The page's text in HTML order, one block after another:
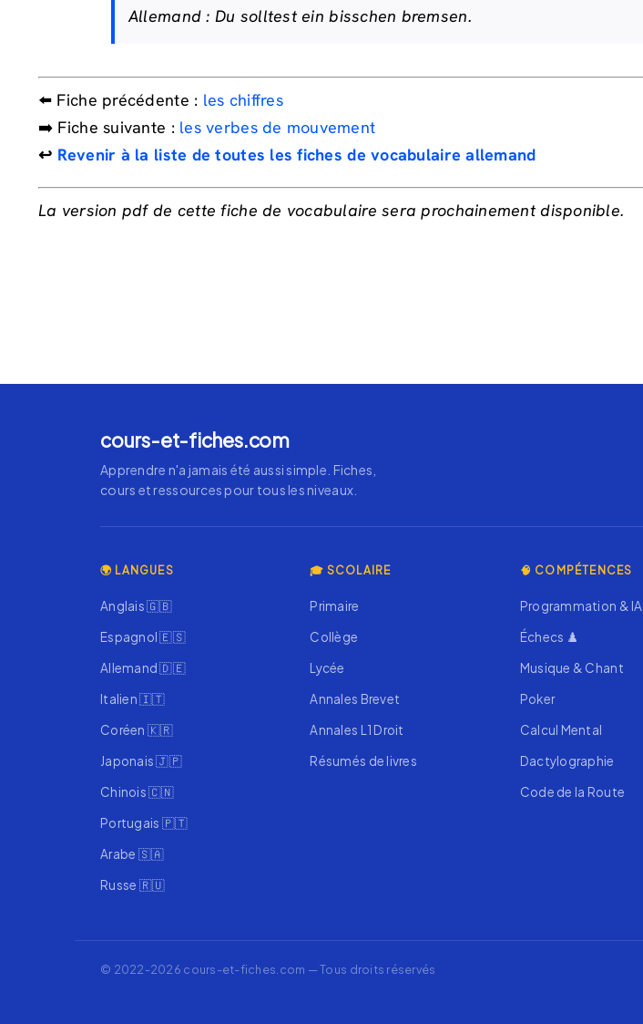
Allemand : Du solltest ein bisschen bremsen.
⬅️ Fiche précédente : les chiffres
➡️ Fiche suivante : les verbes de mouvement
↩️ Revenir à la liste de toutes les fiches de vocabulaire allemand
La version pdf de cette fiche de vocabulaire sera prochainement disponible.
cours-et-fiches.com
Apprendre n'a jamais été aussi simple. Fiches,
cours et ressources pour tous les niveaux.
🌍 LANGUES
Anglais 🇬🇧
Espagnol 🇪🇸
Allemand 🇩🇪
Italien 🇮🇹
Coréen 🇰🇷
Japonais 🇯🇵
Chinois 🇨🇳
Portugais 🇵🇹
Arabe 🇸🇦
Russe 🇷🇺
🎓 SCOLAIRE
Primaire
Collège
Lycée
Annales Brevet
Annales L1 Droit
Résumés de livres
🧠 COMPÉTENCES
Programmation & IA
Échecs ♟️
Musique & Chant
Poker
Calcul Mental
Dactylographie
Code de la Route
© 2022-2026 cours-et-fiches.com — Tous droits réservés